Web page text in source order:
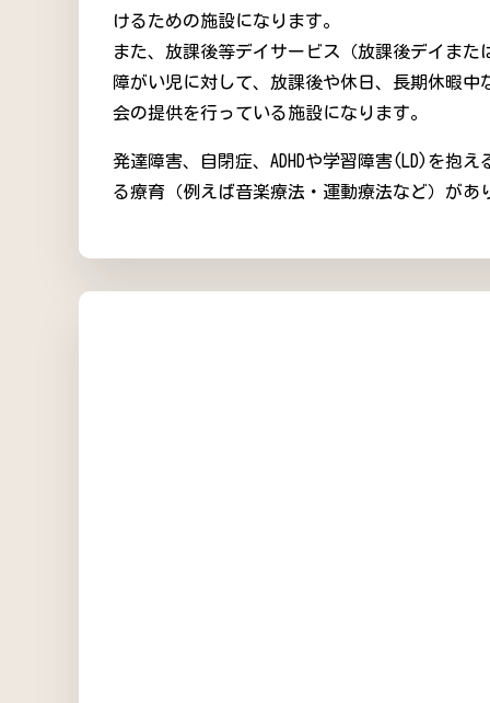
けるための施設になります。
また、放課後等デイサービス（放課後デイま
障がい児に対して、放課後や休日、長期休暇
会の提供を行っている施設になります。
発達障害、自閉症、ADHDや学習障害(LD)を抱
る療育（例えば音楽療法・運動療法など）があ